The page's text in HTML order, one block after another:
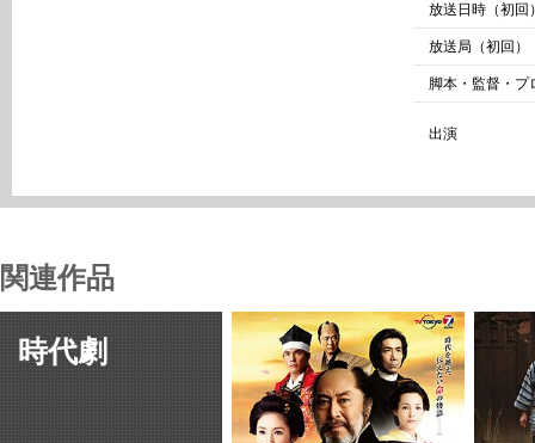
放送日時（初回
放送局（初回）
脚本・監督・プ
出演
関連作品
時代劇